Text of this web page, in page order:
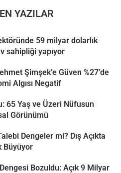
YAZILAR
59 milyar dolarlık
sahipliği yapıyor
Şimşek’e Güven %27’de
Algısı Negatif
65 Yaş ve Üzeri Nüfusun
Görünümü
Dengeler mi? Dış Açıkta
Büyüyor
Bozuldu: Açık 9 Milyar